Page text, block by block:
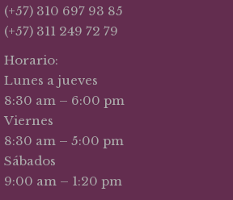
(+57) 310 697 93 85
(+57) 311 249 72 79
Horario:
Lunes a jueves
8:30 am – 6:00 pm
Viernes
8:30 am – 5:00 pm
Sábados
9:00 am – 1:20 pm